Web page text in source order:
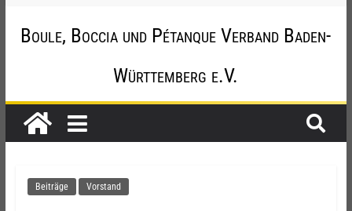
am 20.09.2026
2026
Jahr beim TSV Badenia Feudenheim
Boule, Boccia und Pétanque Verband Baden-
Württemberg e.V.
Beiträge Vorstand